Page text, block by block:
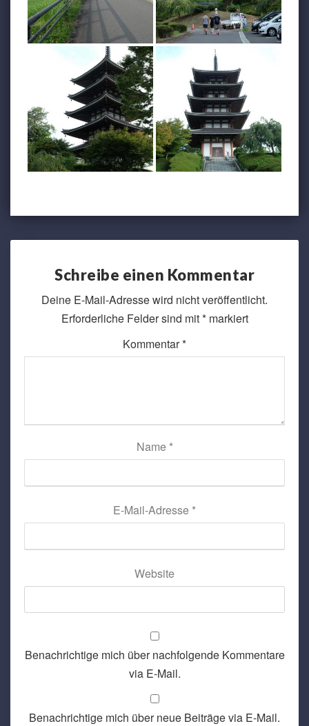
Schreibe einen Kommentar
Deine E-Mail-Adresse wird nicht veröffentlicht.
Erforderliche Felder sind mit*markiert
Kommentar*
Name *
E-Mail-Adresse *
Website
Benachrichtige mich über nachfolgende Kommentare
via E-Mail.
Benachrichtige mich über neue Beiträge via E-Mail.